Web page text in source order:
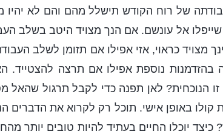
של רוח הקודש תישלל מהם והם לא יהיו
שייפלו אל עונשם. אם הנך מצויד היטב בשלב
מצויד כראוי, אזי אפילו אם תזומן לשלב
נוספת אפילו אם תרצה להצטייד.
זו הנוכחית? לאן תפנה כדי לקבל תרגול שהאל
קולו באופן אישי. תוכל רק לקרוא את הדברים
כיצד יוכלו החיים בעתיד להיות טובים יותר